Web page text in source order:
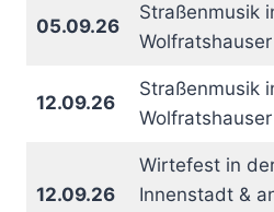
05.09.26
Straßenmusik
12.09.26
Straßenmusik
12.09.26
Wirtefest in
Innenstadt &